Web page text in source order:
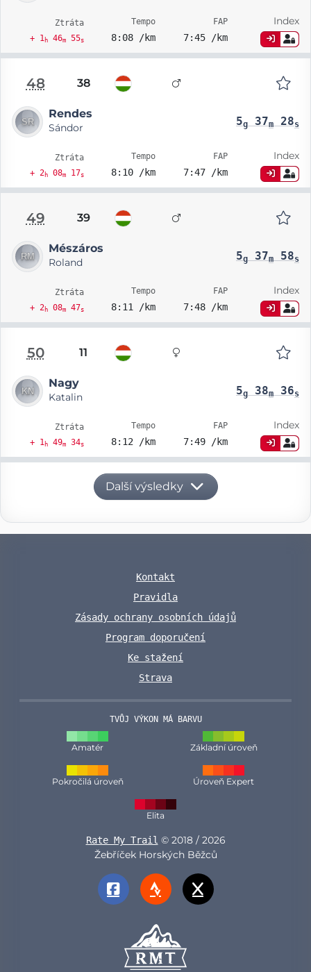
Ztráta
+ 1h46m55s
Tempo
8:08 /km
FAP
7:45 /km
Index
48 38
Rendes
Sándor 5g37m28s
Ztráta
+ 2h08m17s
Tempo
8:10 /km
FAP
7:47 /km
Index
49 39
Mészáros
Roland 5g37m58s
Ztráta
+ 2h08m47s
Tempo
8:11 /km
FAP
7:48 /km
Index
50 11
Nagy
Katalin 5g38m36s
Ztráta
+ 1h49m34s
Tempo
8:12 /km
FAP
7:49 /km
Index
Další výsledky
Kontakt
Pravidla
Zásady ochrany osobních údajů
Program doporučení
Ke stažení
Strava
TVŮJ VÝKON MÁ BARVU
Amatér Základní úroveň
Pokročilá úroveň Úroveň Expert
Elita
Rate My Trail © 2018 / 2026
Žebříček Horských Běžců